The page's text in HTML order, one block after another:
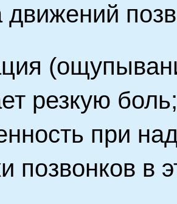
резкую
при
позвонков в